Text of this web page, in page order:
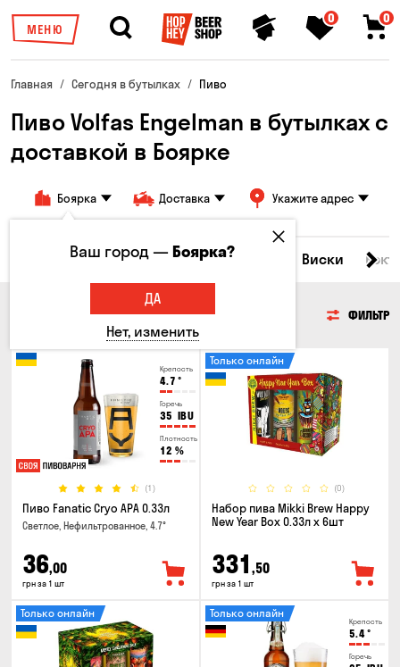
МЕНЮ
0 0
Главная Сегодня в бутылках Пиво
Пиво Volfas Engelman в бутылках с
доставкой в ​​Боярке
Боярка Доставка Укажите адрес
Все товары Пиво Сидр Виски
ФИЛЬТР
Крепость
4.7 °
Горечь
35 IBU
Плотность
12 %
(1)
Пиво Fanatic Cryo APA 0.33л
Светлое, Нефильтрованное, 4.7°
36,00
грн за 1 шт
(0)
Только онлайн
Набор пива Mikki Brew Happy
New Year Box 0.33л x 6шт
331 ,50
грн за 1 шт
Только онлайн
Крепость
5.4°
Горечь
Только онлайн
Ваш город —Боярка?
ДА
Нет, изменить